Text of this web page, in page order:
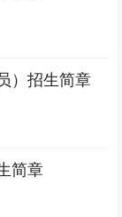
）招生简章
简章